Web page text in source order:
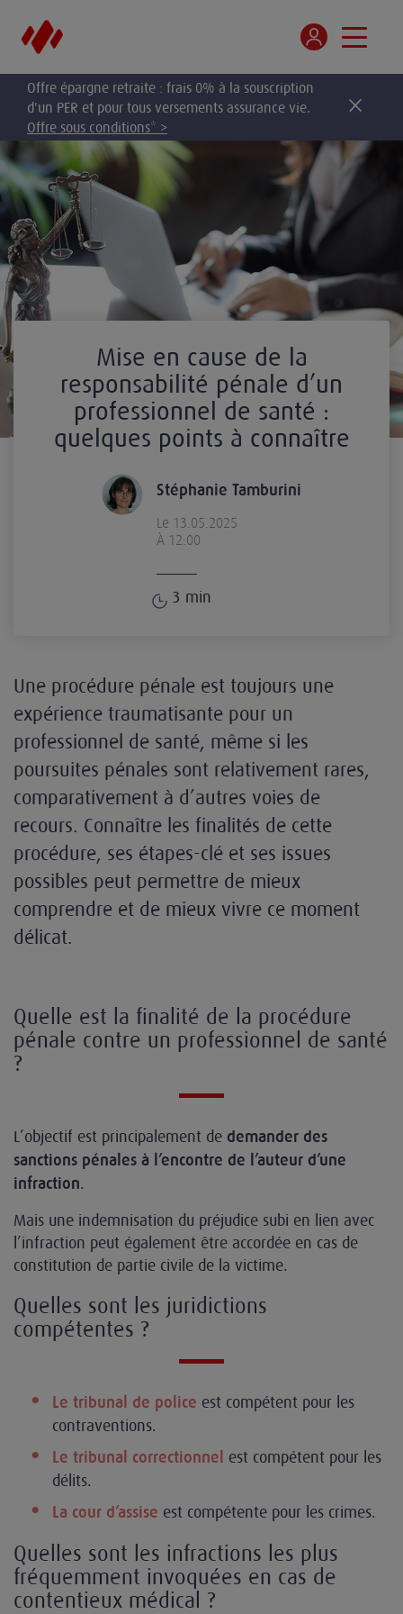
Offre épargne retraite : frais 0% à la souscription
d'un PER et pour tous versements assurance vie.
Offre sous conditions* >
Mise en cause de la
responsabilité pénale d’un
professionnel de santé :
quelques points à connaître
Stéphanie Tamburini
Le 13.05.2025
À 12:00
3 min
Une procédure pénale est toujours une
expérience traumatisante pour un
professionnel de santé, même si les
poursuites pénales sont relativement rares,
comparativement à d’autres voies de
recours. Connaître les finalités de cette
procédure, ses étapes-clé et ses issues
possibles peut permettre de mieux
comprendre et de mieux vivre ce moment
délicat.
Quelle est la finalité de la procédure
pénale contre un professionnel de santé
?
L’objectif est principalement de demander des
sanctions pénales à l’encontre de l’auteur d’une
infraction.
Mais une indemnisation du préjudice subi en lien avec
l’infraction peut également être accordée en cas de
constitution de partie civile de la victime.
Quelles sont les juridictions
compétentes ?
Le tribunal de police est compétent pour les
contraventions.
Le tribunal correctionnel est compétent pour les
délits.
La cour d’assise est compétente pour les crimes.
Quelles sont les infractions les plus
fréquemment invoquées en cas de
contentieux médical ?